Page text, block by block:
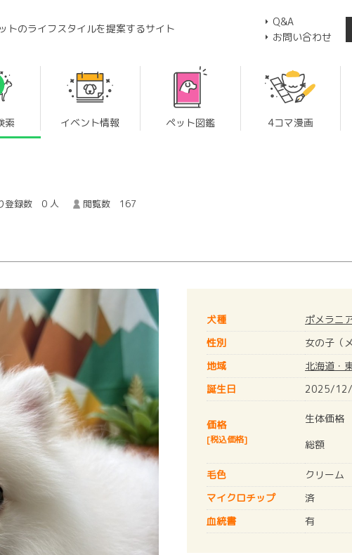
トのライフスタイルを提案するサイト
Q&A
お問い合わせ
索 イベント情報 ペット図鑑 4コマ漫画
登録数 0 人 閲覧数 167
犬種
ポメラニ
性別
女の子（
地域
北海道・
誕生日
2025/12/
価格
[税込価格]
生体価格
総額
毛色
クリーム
マイクロチップ
済
血統書
有